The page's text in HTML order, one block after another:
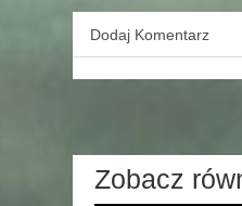
Dodaj Komentarz
Zobacz